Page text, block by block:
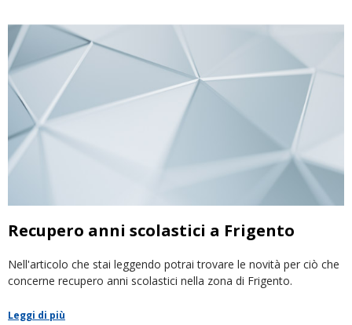
Recupero anni scolastici a Frigento
Nell'articolo che stai leggendo potrai trovare le novità per ciò che
concerne recupero anni scolastici nella zona di Frigento.
Leggi di più